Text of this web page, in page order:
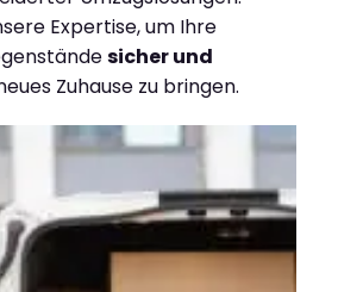
Expertise, um Ihre
sicher und
Zuhause zu bringen.